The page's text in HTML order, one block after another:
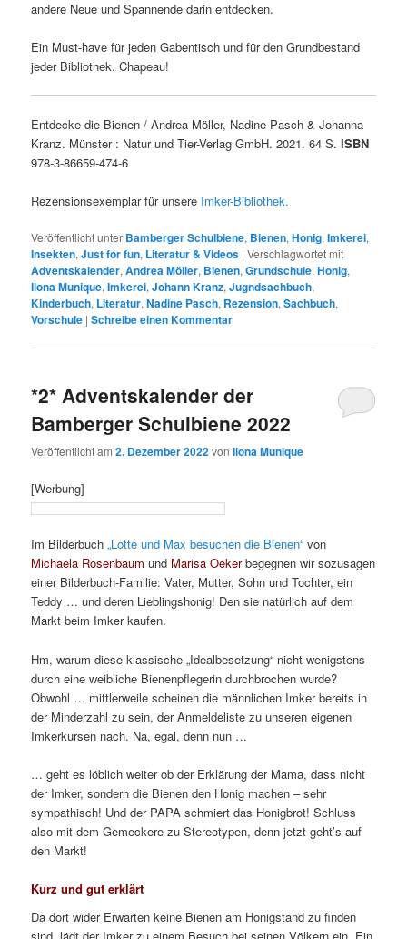
andere Neue und Spannende darin entdecken.
Ein Must-have für jeden Gabentisch und für den Grundbestand
jeder Bibliothek. Chapeau!
Entdecke die Bienen / Andrea Möller, Nadine Pasch & Johanna
Kranz. Münster : Natur und Tier-Verlag GmbH. 2021. 64 S.ISBN
978-3-86659-474-6
Rezensionsexemplar für unsere Imker-Bibliothek.
Veröffentlicht unter Bamberger Schulbiene, Bienen,Honig,Imkerei,
Insekten,Just for fun, Literatur & Videos |Verschlagwortet mit
Adventskalender,Andrea Möller, Bienen,Grundschule,Honig,
Ilona Munique,Imkerei,Johann Kranz,Jugndsachbuch,
Kinderbuch, Literatur,Nadine Pasch, Rezension,Sachbuch,
Vorschule |Schreibe einen Kommentar
*2* Adventskalender der
Bamberger Schulbiene 2022
Veröffentlicht am2. Dezember 2022vonIlona Munique
[Werbung]
Im Bilderbuch „Lotte und Max besuchen die Bienen“ von
Michaela Rosenbaum und Marisa Oekerbegegnen wir sozusagen
einer Bilderbuch-Familie: Vater, Mutter, Sohn und Tochter, ein
Teddy … und deren Lieblingshonig! Den sie natürlich auf dem
Markt beim Imker kaufen.
Hm, warum diese klassische „Idealbesetzung“ nicht wenigstens
durch eine weibliche Bienenpflegerin durchbrochen wurde?
Obwohl … mittlerweile scheinen die männlichen Imker bereits in
der Minderzahl zu sein, der Anmeldeliste zu unseren eigenen
Imkerkursen nach. Na, egal, denn nun …
… geht es löblich weiter ob der Erklärung der Mama, dass nicht
der Imker, sondern die Bienen den Honig machen – sehr
sympathisch! Und der PAPA schmiert das Honigbrot! Schluss
also mit dem Gemeckere zu Stereotypen, denn jetzt geht’s auf
den Markt!
Kurz und gut erklärt
Da dort wider Erwarten keine Bienen am Honigstand zu finden